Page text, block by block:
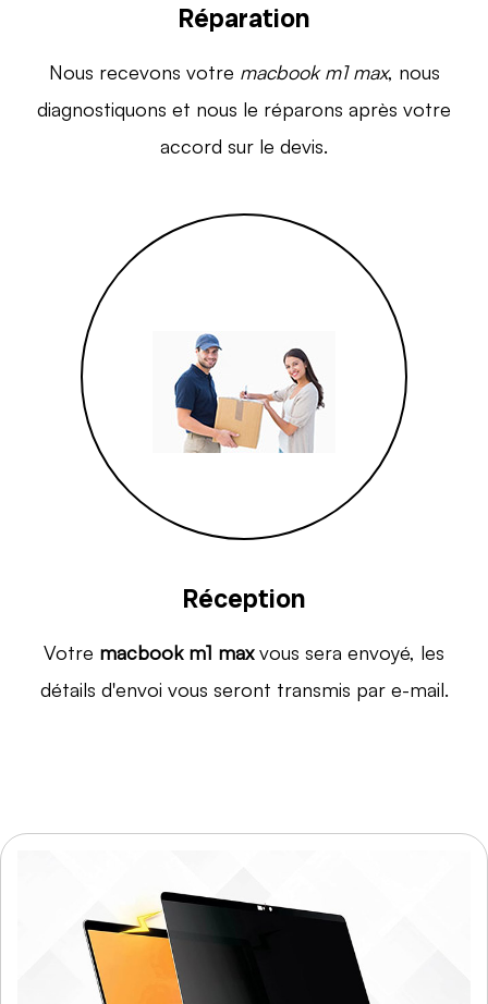
Réparation
Nous recevons votre macbook m1 max, nous
diagnostiquons et nous le réparons après votre
accord sur le devis.
Réception
Votre macbook m1 maxvous sera envoyé, les
détails d'envoi vous seront transmis par e-mail.